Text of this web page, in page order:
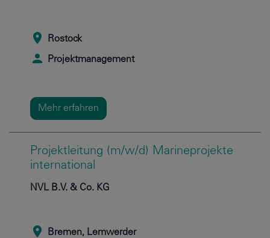
Rostock
Projektmanagement
Mehr erfahren
Projektleitung (m/w/d) Marineprojekte
international
NVL B.V. & Co. KG
Bremen, Lemwerder